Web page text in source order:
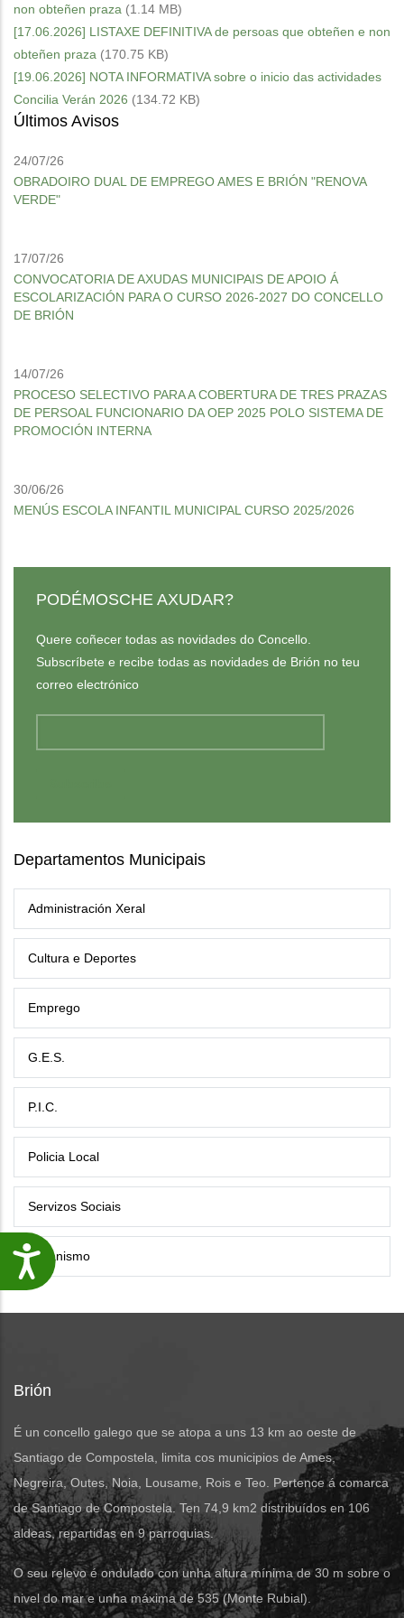
Accesibilidade
non obteñen praza (1.14 MB)
[17.06.2026] LISTAXE DEFINITIVA de persoas que obteñen e non
obteñen praza (170.75 KB)
[19.06.2026] NOTA INFORMATIVA sobre o inicio das actividades
Concilia Verán 2026 (134.72 KB)
Últimos Avisos
24/07/26
OBRADOIRO DUAL DE EMPREGO AMES E BRIÓN "RENOVA
VERDE"
17/07/26
CONVOCATORIA DE AXUDAS MUNICIPAIS DE APOIO Á
ESCOLARIZACIÓN PARA O CURSO 2026-2027 DO CONCELLO
DE BRIÓN
14/07/26
PROCESO SELECTIVO PARA A COBERTURA DE TRES PRAZAS
DE PERSOAL FUNCIONARIO DA OEP 2025 POLO SISTEMA DE
PROMOCIÓN INTERNA
30/06/26
MENÚS ESCOLA INFANTIL MUNICIPAL CURSO 2025/2026
PODÉMOSCHE AXUDAR?
Quere coñecer todas as novidades do Concello.
Subscríbete e recibe todas as novidades de Brión no teu
correo electrónico
Departamentos Municipais
Administración Xeral
Cultura e Deportes
Emprego
G.E.S.
P.I.C.
Policia Local
Servizos Sociais
Urbanismo
Brión
É un concello galego que se atopa a uns 13 km ao oeste de
Santiago de Compostela, limita cos municipios de Ames,
Negreira, Outes, Noia, Lousame, Rois e Teo. Pertence á comarca
de Santiago de Compostela. Ten 74,9 km2 distribuídos en 106
aldeas, repartidas en 9 parroquias.
O seu relevo é ondulado con unha altura mínima de 30 m sobre o
nivel do mar e unha máxima de 535 (Monte Rubial).